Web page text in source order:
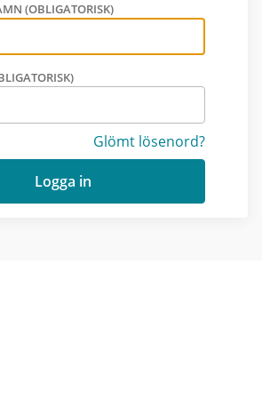
(OBLIGATORISK)
Glömt lösenord?
Logga in